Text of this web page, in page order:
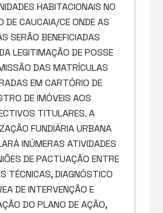
HABITACIONAIS NO
DE CAUCAIA/CE ONDE AS
SERÃO BENEFICIADAS
LEGITIMAÇÃO DE POSSE
DAS MATRÍCULAS
EM CARTÓRIO DE
DE IMÓVEIS AOS
TITULARES. A
FUNDIÁRIA URBANA
INÚMERAS ATIVIDADES
DE PACTUAÇÃO ENTRE
TÉCNICAS, DIAGNÓSTICO
DE INTERVENÇÃO E
DO PLANO DE AÇÃO,